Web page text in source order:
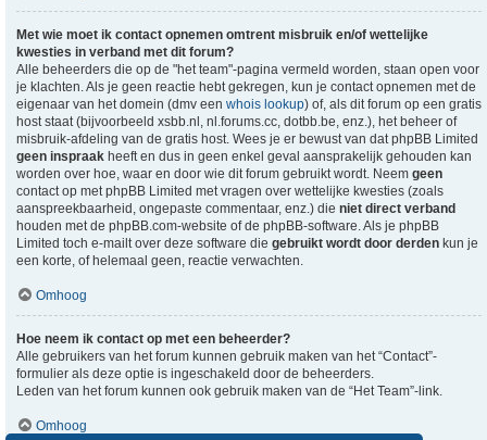
Met wie moet ik contact opnemen omtrent misbruik en/of wettelijke
kwesties in verband met dit forum?
Alle beheerders die op de "het team"-pagina vermeld worden, staan open voor
je klachten. Als je geen reactie hebt gekregen, kun je contact opnemen met de
eigenaar van het domein (dmv een whois lookup) of, als dit forum op een gratis
host staat (bijvoorbeeld xsbb.nl, nl.forums.cc, dotbb.be, enz.), het beheer of
misbruik-afdeling van de gratis host. Wees je er bewust van dat phpBB Limited
geen inspraak heeft en dus in geen enkel geval aansprakelijk gehouden kan
worden over hoe, waar en door wie dit forum gebruikt wordt. Neem geen
contact op met phpBB Limited met vragen over wettelijke kwesties (zoals
aanspreekbaarheid, ongepaste commentaar, enz.) die niet direct verband
houden met de phpBB.com-website of de phpBB-software. Als je phpBB
Limited toch e-mailt over deze software die gebruikt wordt door derden kun je
een korte, of helemaal geen, reactie verwachten.
Omhoog
Hoe neem ik contact op met een beheerder?
Alle gebruikers van het forum kunnen gebruik maken van het “Contact”-
formulier als deze optie is ingeschakeld door de beheerders.
Leden van het forum kunnen ook gebruik maken van de “Het Team”-link.
Omhoog